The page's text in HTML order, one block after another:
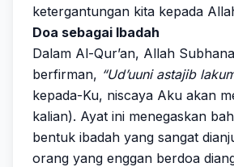
ketergantungan kita kepada
Doa sebagai Ibadah
Dalam Al-Qur’an, Allah
berfirman, “Ud’uuni astajib
kepada-Ku, niscaya Aku akan
kalian). Ayat ini menegaskan
bentuk ibadah yang sangat
orang yang enggan berdoa